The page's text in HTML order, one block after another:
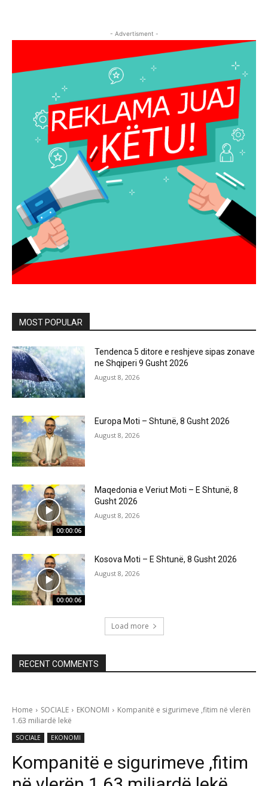
- Advertisment -
MOST POPULAR
Tendenca 5 ditore e reshjeve sipas zonave
ne Shqiperi 9 Gusht 2026
August 8, 2026
Europa Moti – Shtunë, 8 Gusht 2026
August 8, 2026
00:00:06
Maqedonia e Veriut Moti – E Shtunë, 8
Gusht 2026
August 8, 2026
00:00:06
Kosova Moti – E Shtunë, 8 Gusht 2026
August 8, 2026
Load more
RECENT COMMENTS